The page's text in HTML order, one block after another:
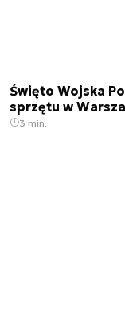
Święto Wojska
sprzętu w
3 min.